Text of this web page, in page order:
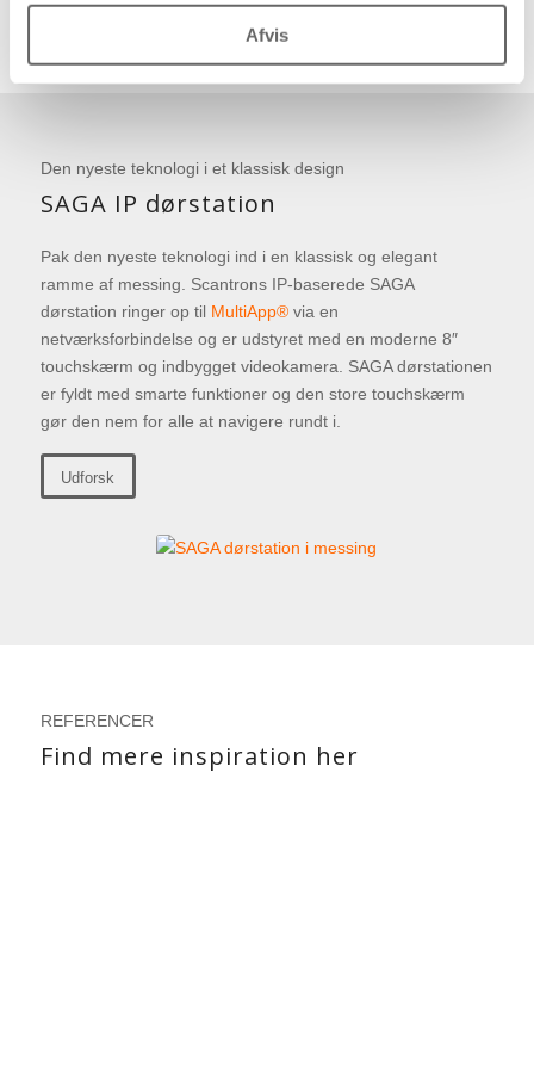
Afvis
Den nyeste teknologi i et klassisk design
SAGA IP dørstation
Pak den nyeste teknologi ind i en klassisk og elegant
ramme af messing. Scantrons IP-baserede SAGA
dørstation ringer op til MultiApp®via en
netværksforbindelse og er udstyret med en moderne 8″
touchskærm og indbygget videokamera. SAGA dørstationen
er fyldt med smarte funktioner og den store touchskærm
gør den nem for alle at navigere rundt i.
Udforsk
REFERENCER
Find mere inspiration her